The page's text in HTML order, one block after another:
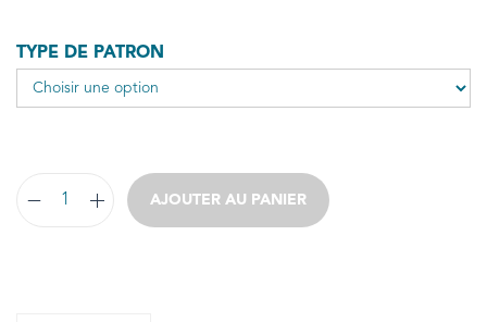
TYPE DE PATRON
AJOUTER AU PANIER